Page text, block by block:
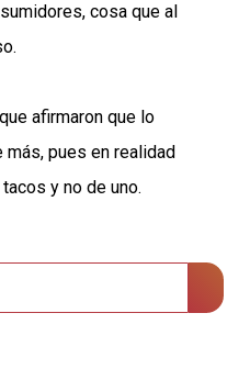
cosa que al
afirmaron que lo
pues en realidad
y no de uno.